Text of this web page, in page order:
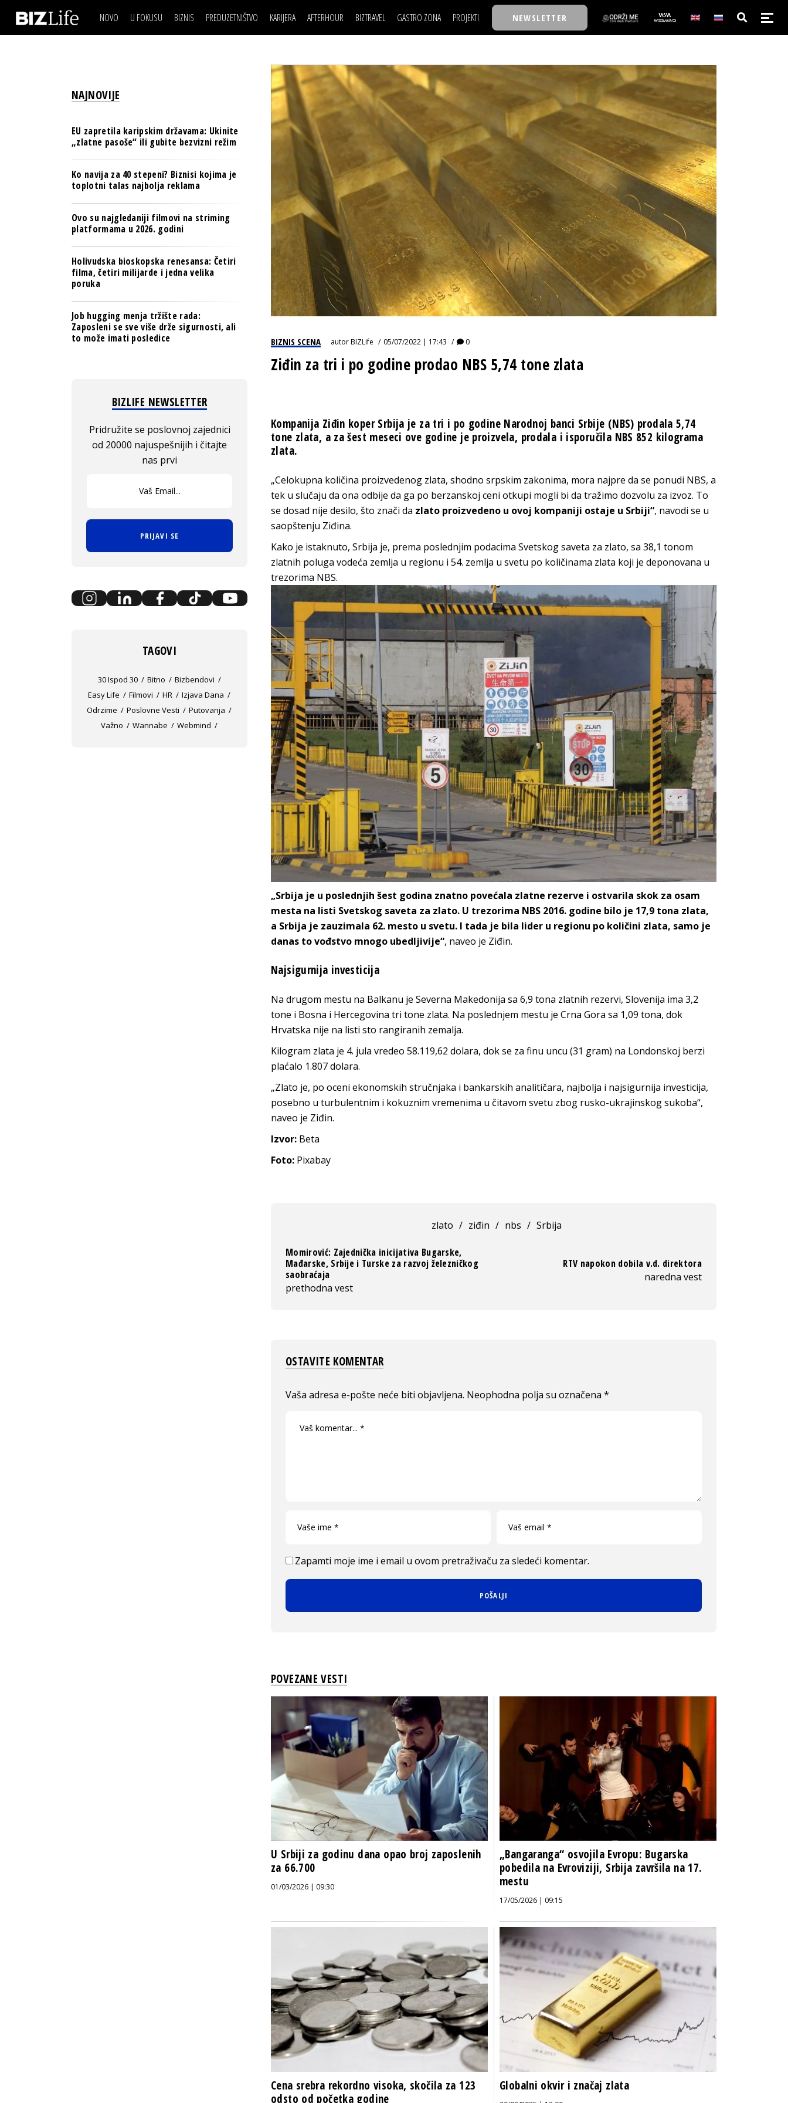
NOVO U FOKUSU BIZNIS
BREND I KOMUNIKACIJE
BANKE
OSIGURANJE
TECH I AI
BIZNIS & SPORT
PULS REGIONA
NOVO NA RAFU
PREDUZETNIŠTVO KARIJERA
LJUDI (HR)
MOJ UGAO
USAVRŠAVANJE
KNOW-HOW
AFTERHOUR
KNJIGE
AUTO SVET
STIL
WELLBEING
BIZTRAVEL GASTRO ZONA PROJEKTI
TASTY TALKS
30 ISPOD 30
BACK TO OFFICE/SCHOOL
BIZBENDOVI
BIZKOLEGIJUM
BMW BIZNIS LIGA
BIZLIFE WEEK
IZJAVA GODINE
NEWSLETTER
IZJAVA DANABIZNIS SCENA
BREND I KOMUNIKACIJE
OSIGURANJE
TECH I AI
PULS REGIONA
POSAO
MOJ UGAO
USAVRŠAVANJE
KNOW-HOW
FILM I SCENA
AUTO SVET
WELLBEING
NAJKOLEGA
30 ISPOD 30
BACK TO OFFICE/SCHOOL
BIZBENDOVI
BIZKOLEGIJUM
BMW BIZNIS LIGA
BIZLIFE WEEK
IZJAVA GODINE
BIZNIS SCENA autorBIZLife 05/07/2022 | 17:43 0
Ziđin za tri i po godine prodao NBS 5,74 tone zlata
Kompanija Ziđin koper Srbija je za tri i po godine Narodnoj banci Srbije (NBS) prodala 5,74
tone zlata, a za šest meseci ove godine je proizvela, prodala i isporučila NBS 852 kilograma
zlata.
„Celokupna količina proizvedenog zlata, shodno srpskim zakonima, mora najpre da se ponudi NBS, a
tek u slučaju da ona odbije da ga po berzanskoj ceni otkupi mogli bi da tražimo dozvolu za izvoz. To
se dosad nije desilo, što znači da zlato proizvedeno u ovoj kompaniji ostaje u Srbiji“, navodi se u
saopštenju Ziđina.
Kako je istaknuto, Srbija je, prema poslednjim podacima Svetskog saveta za zlato, sa 38,1 tonom
zlatnih poluga vodeća zemlja u regionu i 54. zemlja u svetu po količinama zlata koji je deponovana u
trezorima NBS.
„Srbija je u poslednjih šest godina znatno povećala zlatne rezerve i ostvarila skok za osam
mesta na listi Svetskog saveta za zlato. U trezorima NBS 2016. godine bilo je 17,9 tona zlata,
a Srbija je zauzimala 62. mesto u svetu. I tada je bila lider u regionu po količini zlata, samo je
danas to vođstvo mnogo ubedljivije“, naveo je Ziđin.
Najsigurnija investicija
Na drugom mestu na Balkanu je Severna Makedonija sa 6,9 tona zlatnih rezervi, Slovenija ima 3,2
tone i Bosna i Hercegovina tri tone zlata. Na poslednjem mestu je Crna Gora sa 1,09 tona, dok
Hrvatska nije na listi sto rangiranih zemalja.
Kilogram zlata je 4. jula vredeo 58.119,62 dolara, dok se za finu uncu (31 gram) na Londonskoj berzi
plaćalo 1.807 dolara.
„Zlato je, po oceni ekonomskih stručnjaka i bankarskih analitičara, najbolja i najsigurnija investicija,
posebno u turbulentnim i kokuznim vremenima u čitavom svetu zbog rusko-ukrajinskog sukoba“,
naveo je Ziđin.
Izvor: Beta
Foto: Pixabay
zlato / ziđin / nbs / Srbija
Momirović: Zajednička inicijativa Bugarske,
Mađarske, Srbije i Turske za razvoj železničkog
saobraćaja
prethodna vest
RTV napokon dobila v.d. direktora
naredna vest
OSTAVITE KOMENTAR
Vaša adresa e-pošte neće biti objavljena. Neophodna polja su označena *
Zapamti moje ime i email u ovom pretraživaču za sledeći komentar.
POVEZANE VESTI
U Srbiji za godinu dana opao broj zaposlenih
za 66.700
01/03/2026 | 09:30
„Bangaranga“ osvojila Evropu: Bugarska
pobedila na Evroviziji, Srbija završila na 17.
mestu
17/05/2026 | 09:15
Cena srebra rekordno visoka, skočila za 123
odsto od početka godine
Globalni okvir i značaj zlata
NAJNOVIJE
EU zapretila karipskim državama: Ukinite
„zlatne pasoše“ ili gubite bezvizni režim
Ko navija za 40 stepeni? Biznisi kojima je
toplotni talas najbolja reklama
Ovo su najgledaniji filmovi na striming
platformama u 2026. godini
Holivudska bioskopska renesansa: Četiri
filma, četiri milijarde i jedna velika
poruka
Job hugging menja tržište rada:
Zaposleni se sve više drže sigurnosti, ali
to može imati posledice
BIZLIFE NEWSLETTER
Pridružite se poslovnoj zajednici
od 20000 najuspešnijih i čitajte
nas prvi
PRIJAVI SE
TAGOVI
30 Ispod 30 Bitno
Bizbendovi
Easy Life
Filmovi HR
Izjava Dana
Odrzime
Poslovne Vesti
Putovanja
Važno
Wannabe Webmind